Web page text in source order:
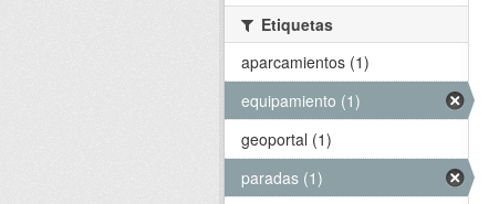
Etiquetas
aparcamientos (1)
equipamiento (1)
geoportal (1)
paradas (1)